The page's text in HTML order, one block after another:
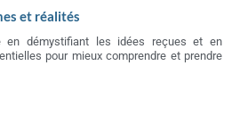
et réalités
en démystifiant les idées reçues et en
pour mieux comprendre et prendre